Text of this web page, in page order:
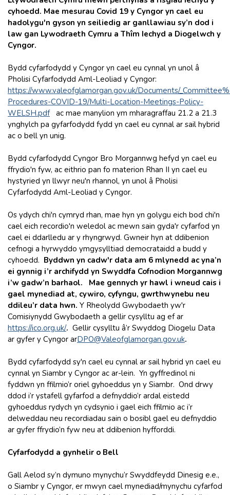
cyhoedd. Mae mesurau Covid 19 y Cyngor yn cael eu
hadolygu'n gyson yn seiliedig ar ganllawiau sy’n dod i
law gan Lywodraeth Cymru a Thîm Iechyd a Diogelwch y
Cyngor.
Bydd cyfarfodydd y Cyngor yn cael eu cynnal yn unol â
Pholisi Cyfarfodydd Aml-Leoliad y Cyngor:
https://www.valeofglamorgan.gov.uk/Documents/
Procedures-COVID-19/Multi-Location-Meetings-Policy-
WELSH.pdfac mae manylion ym mharagraffau 21.2 a 21.3
ynghylch pa gyfarfodydd fydd yn cael eu cynnal ar sail hybrid
ac o bell yn unig.
Bydd cyfarfodydd Cyngor Bro Morgannwg hefyd yn cael eu
ffrydio'n fyw, ac eithrio pan fo materion Rhan II yn cael eu
hystyried yn llwyr neu'n rhannol, yn unol â Pholisi
Cyfarfodydd Aml-Leoliad y Cyngor.
Os ydych chi'n cymryd rhan, mae hyn yn golygu eich bod chi'n
cael eich recordio'n weledol ac mewn sain gyda'r cyfarfod yn
cael ei ddarlledu ar y rhyngrwyd. Gwneir hyn at ddibenion
cefnogi a hyrwyddo ymgysylltiad democrataidd a budd y
cyhoedd. Byddwn yn cadw'r data am 6 mlynedd ac yna’n
ei gynnig i’r archifydd yn Swyddfa Cofnodion Morgannwg
i’w gadw’n barhaol. Mae gennych yr hawl i wneud cais i
gael mynediad at, cywiro, cyfyngu, gwrthwynebu neu
ddileu’r data hwn. Y Rheolydd Gwybodaeth yw'r
Comisiynydd Gwybodaeth a gellir cysylltu ag ef ar
https://ico.org.uk/. Gellir cysylltu â’r Swyddog Diogelu Data
ar gyfer y Cyngor arDPO@Valeofglamorgan.gov.uk.
Bydd cyfarfodydd sy'n cael eu cynnal ar sail hybrid yn cael eu
cynnal yn Siambr y Cyngor ac ar-lein. Yn gyffredinol ni
fyddwn yn ffilmio’r oriel gyhoeddus yn y Siambr. Ond drwy
ddod i’r ystafell gyfarfod a defnyddio’r ardal eistedd
gyhoeddus rydych yn cydsynio i gael eich ffilmio ac i’r
delweddau neu recordiadau sain o bosibl gael eu defnyddio
ar gyfer ffrydio’n fyw neu at ddibenion hyfforddi.
Cyfarfodydd a gynhelir o Bell
Gall Aelod sy’n dymuno mynychu’r Swyddfeydd Dinesig e.e.,
o Siambr y Cyngor, er mwyn cael mynediad/mynychu cyfarfod